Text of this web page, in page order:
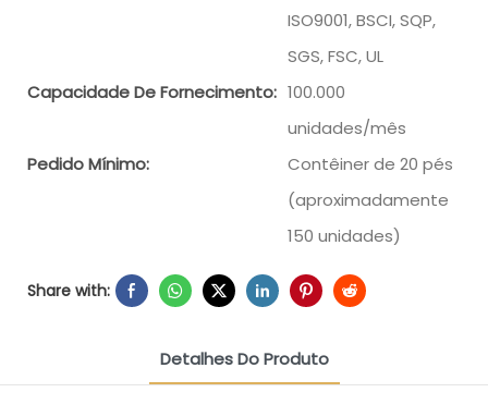
ISO9001, BSCI, SQP,
SGS, FSC, UL
Capacidade De Fornecimento: 100.000
unidades/mês
Pedido Mínimo:
Contêiner de 20 pés
(aproximadamente
150 unidades)
Share with:
Detalhes Do Produto